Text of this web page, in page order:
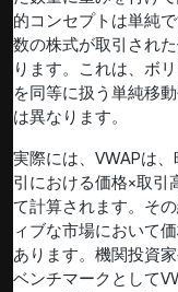
的コンセプトは単純
数の株式が取引され
ります。これは、ボ
を同等に扱う単純移
は異なります。
実際には、VWAPは
引における価格×取引
て計算されます。そ
ィブな市場において
あります。機関投資
ベンチマークとして